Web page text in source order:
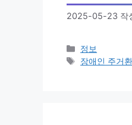
2025-05-23 작
카
테
정보
태
장애인 주거